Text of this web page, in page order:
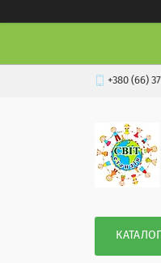
+380 (66)
КАТАЛОГ